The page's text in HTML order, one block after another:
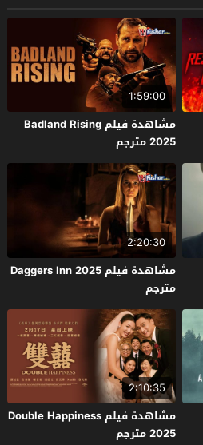
1:59:00
مشاهدة فيلم Badland Rising
2025 مترجم
2:20:30
مشاهدة فيلم Daggers Inn 2025
مترجم
2:10:35
مشاهدة فيلم Double Happiness
2025 مترجم